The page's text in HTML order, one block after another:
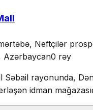
Neftçilər
Azərbaycan0 rəy
Səbail rayonunda,
idman
ayaqqabı, fitnes,